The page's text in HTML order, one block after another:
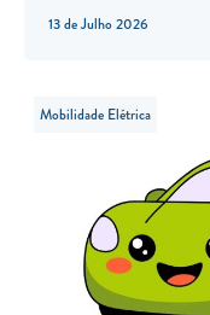
13 de Julho 2026
Mobilidade Elétrica